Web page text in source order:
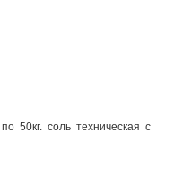
50кг. соль техническая с